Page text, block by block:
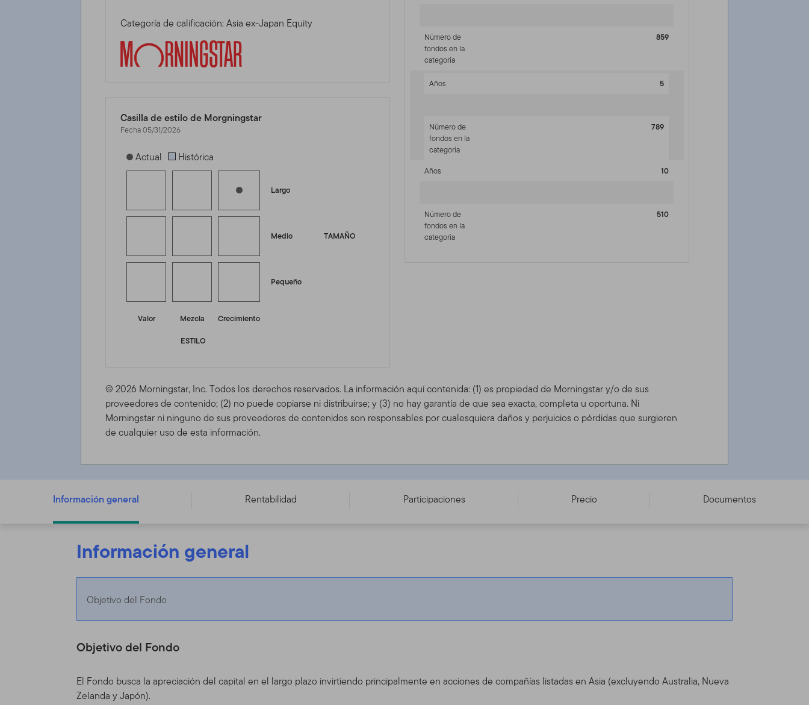
Categoría de calificación: Asia ex-Japan Equity
Casilla de estilo de Morgningstar
Fecha 05/31/2026
[products.morningstar-stylebox-title-sr-equity]
Actual Histórica
Largo
TAMAÑO
Medio
Pequeño
Valor Mezcla
Crecimiento
ESTILO
Número de
fondos en la
categoría
859
Años 5
Número de
fondos en la
categoría
789
Años 10
Número de
fondos en la
categoría
510
© 2026 Morningstar, Inc. Todos los derechos reservados. La información aquí contenida: (1) es propiedad de Morningstar y/o de sus
proveedores de contenido; (2) no puede copiarse ni distribuirse; y (3) no hay garantía de que sea exacta, completa u oportuna. Ni
Morningstar ni ninguno de sus proveedores de contenidos son responsables por cualesquiera daños y perjuicios o pérdidas que surgieren
de cualquier uso de esta información.
Templeton Asian Growth Fund - C (acc) USD - LU0181998153
Información general Rentabilidad Participaciones Precio Documentos
Información general
Objetivo del Fondo
Objetivo del Fondo
El Fondo busca la apreciación del capital en el largo plazo invirtiendo principalmente en acciones de compañías listadas en Asia (excluyendo Australia, Nueva
Zelanda y Japón).